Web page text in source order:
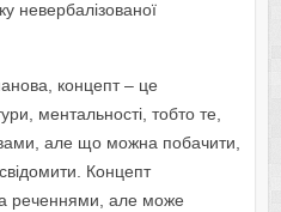
невербалізованої
концепт – це
ментальності, тобто те,
але що можна побачити,
Концепт
реченнями, але може